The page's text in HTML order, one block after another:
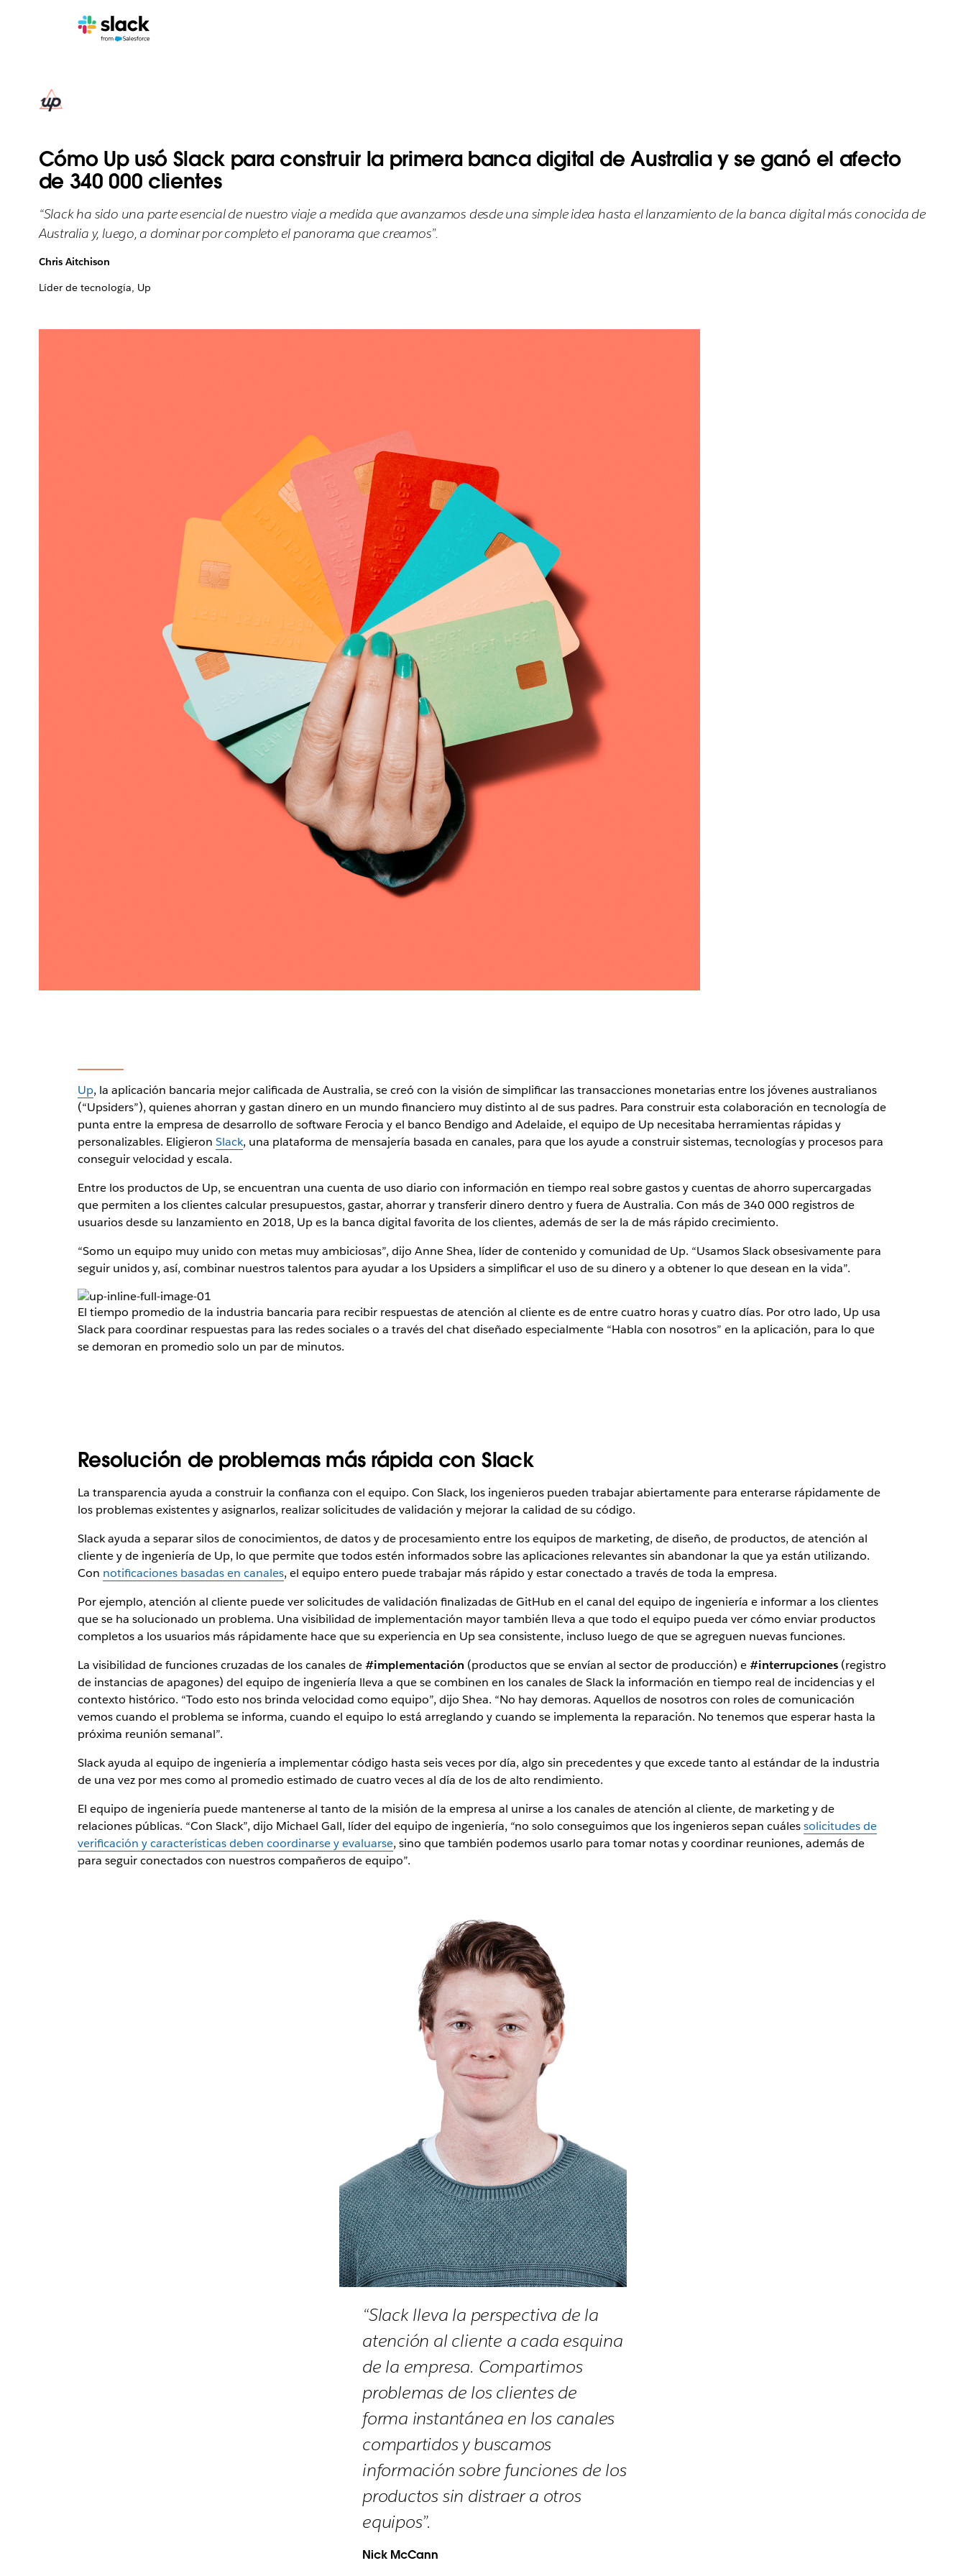
Cómo Up usó Slack para construir la primera banca digital de Australia y se ganó el afecto
de 340 000 clientes
“Slack ha sido una parte esencial de nuestro viaje a medida que avanzamos desde una simple idea hasta el lanzamiento de la banca digital más conocida de
Australia y, luego, a dominar por completo el panorama que creamos”.
Chris Aitchison
Líder de tecnología, Up
Up, la aplicación bancaria mejor calificada de Australia, se creó con la visión de simplificar las transacciones monetarias entre los jóvenes australianos
(“Upsiders”), quienes ahorran y gastan dinero en un mundo financiero muy distinto al de sus padres. Para construir esta colaboración en tecnología de
punta entre la empresa de desarrollo de software Ferocia y el banco Bendigo and Adelaide, el equipo de Up necesitaba herramientas rápidas y
personalizables. Eligieron Slack, una plataforma de mensajería basada en canales, para que los ayude a construir sistemas, tecnologías y procesos para
conseguir velocidad y escala.
Entre los productos de Up, se encuentran una cuenta de uso diario con información en tiempo real sobre gastos y cuentas de ahorro supercargadas
que permiten a los clientes calcular presupuestos, gastar, ahorrar y transferir dinero dentro y fuera de Australia. Con más de 340 000 registros de
usuarios desde su lanzamiento en 2018, Up es la banca digital favorita de los clientes, además de ser la de más rápido crecimiento.
“Somo un equipo muy unido con metas muy ambiciosas”, dijo Anne Shea, líder de contenido y comunidad de Up. “Usamos Slack obsesivamente para
seguir unidos y, así, combinar nuestros talentos para ayudar a los Upsiders a simplificar el uso de su dinero y a obtener lo que desean en la vida”.
El tiempo promedio de la industria bancaria para recibir respuestas de atención al cliente es de entre cuatro horas y cuatro días. Por otro lado, Up usa
Slack para coordinar respuestas para las redes sociales o a través del chat diseñado especialmente “Habla con nosotros” en la aplicación, para lo que
se demoran en promedio solo un par de minutos.
Resolución de problemas más rápida con Slack
La transparencia ayuda a construir la confianza con el equipo. Con Slack, los ingenieros pueden trabajar abiertamente para enterarse rápidamente de
los problemas existentes y asignarlos, realizar solicitudes de validación y mejorar la calidad de su código.
Slack ayuda a separar silos de conocimientos, de datos y de procesamiento entre los equipos de marketing, de diseño, de productos, de atención al
cliente y de ingeniería de Up, lo que permite que todos estén informados sobre las aplicaciones relevantes sin abandonar la que ya están utilizando.
Con notificaciones basadas en canales, el equipo entero puede trabajar más rápido y estar conectado a través de toda la empresa.
Por ejemplo, atención al cliente puede ver solicitudes de validación finalizadas de GitHub en el canal del equipo de ingeniería e informar a los clientes
que se ha solucionado un problema. Una visibilidad de implementación mayor también lleva a que todo el equipo pueda ver cómo enviar productos
completos a los usuarios más rápidamente hace que su experiencia en Up sea consistente, incluso luego de que se agreguen nuevas funciones.
La visibilidad de funciones cruzadas de los canales de#implementación (productos que se envían al sector de producción) e#interrupciones(registro
de instancias de apagones) del equipo de ingeniería lleva a que se combinen en los canales de Slack la información en tiempo real de incidencias y el
contexto histórico. “Todo esto nos brinda velocidad como equipo”, dijo Shea. “No hay demoras. Aquellos de nosotros con roles de comunicación
vemos cuando el problema se informa, cuando el equipo lo está arreglando y cuando se implementa la reparación. No tenemos que esperar hasta la
próxima reunión semanal”.
Slack ayuda al equipo de ingeniería a implementar código hasta seis veces por día, algo sin precedentes y que excede tanto al estándar de la industria
de una vez por mes como al promedio estimado de cuatro veces al día de los de alto rendimiento.
El equipo de ingeniería puede mantenerse al tanto de la misión de la empresa al unirse a los canales de atención al cliente, de marketing y de
relaciones públicas. “Con Slack”, dijo Michael Gall, líder del equipo de ingeniería, “no solo conseguimos que los ingenieros sepan cuálessolicitudes de
verificación y características deben coordinarse y evaluarse, sino que también podemos usarlo para tomar notas y coordinar reuniones, además de
para seguir conectados con nuestros compañeros de equipo”.
“Slack lleva la perspectiva de la
atención al cliente a cada esquina
de la empresa. Compartimos
problemas de los clientes de
forma instantánea en los canales
compartidos y buscamos
información sobre funciones de los
productos sin distraer a otros
equipos”.
Nick McCann